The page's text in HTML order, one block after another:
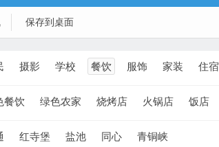
保存到桌面
摄影 学校 餐饮 服饰 家装 住宿
餐饮 绿色农家 烧烤店 火锅店 饭店
红寺堡 盐池 同心 青铜峡